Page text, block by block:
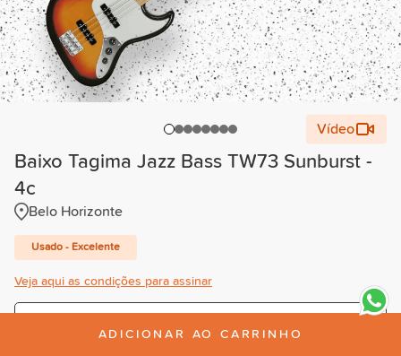
Vídeo
Baixo Tagima Jazz Bass TW73 Sunburst -
4c
Belo Horizonte
Usado - Excelente
Veja aqui as condições para assinar
ADICIONAR AO CARRINHO